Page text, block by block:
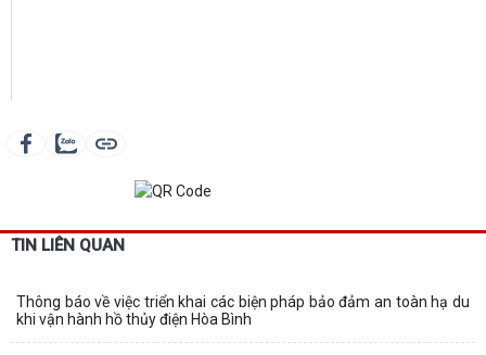
TIN LIÊN QUAN
Thông báo về việc triển khai các biện pháp bảo đảm an toàn hạ du
khi vận hành hồ thủy điện Hòa Bình